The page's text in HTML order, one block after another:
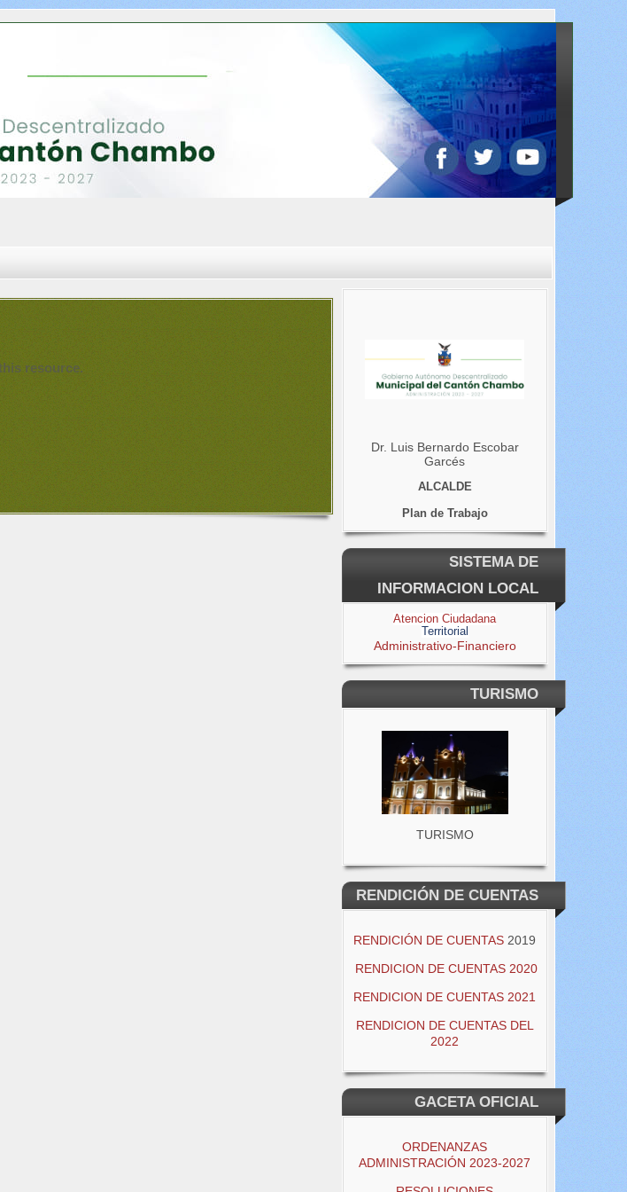
resource.
Dr. Luis Bernardo Escobar
Garcés
ALCALDE
Plan de Trabajo
SISTEMA DE
INFORMACION LOCAL
Atencion Ciudadana
Territorial
Administrativo-Financiero
TURISMO
TURISMO
RENDICIÓN DE CUENTAS
RENDICIÓN DE CUENTAS 2019
RENDICION DE CUENTAS 2020
RENDICION DE CUENTAS 2021
RENDICION DE CUENTAS DEL
2022
GACETA OFICIAL
ORDENANZAS
ADMINISTRACIÓN 2023-2027